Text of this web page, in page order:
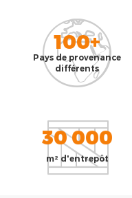
100+
Pays de provenance
différents
30 000
m² d'entrepôt